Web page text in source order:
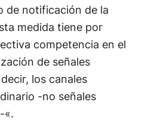
de notificación de la
medida tiene por
competencia en el
de señales
los canales
-no señales
«.